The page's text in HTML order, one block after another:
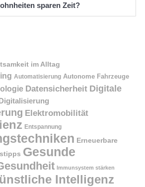
sparen Zeit?
im Alltag
Automatisierung Autonome Fahrzeuge
Datensicherheit Digitale
Digitalisierung
Elektromobilität
Entspannung
Erneuerbare
Gesunde
Immunsystem stärken
Intelligenz